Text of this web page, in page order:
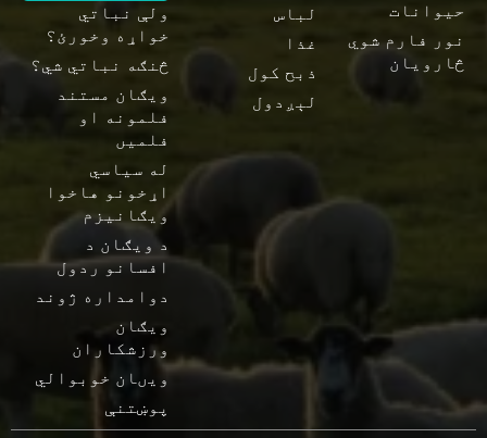
حیوانات
نور فارم شوي
څارویان
لباس
غذا
ذبح کول
لېږدول
ولې نباتي
خواړه وخورئ؟
څنګه نباتي شي؟
ویګان مستند
فلمونه او
فلمیں
له سیاسي
اړخونو هاخوا
ویګانیزم
د ویګان د
افسانو ردول
دوامداره ژوند
ویګان
ورزشکاران
ويںان خوبوالي
پوښتنې